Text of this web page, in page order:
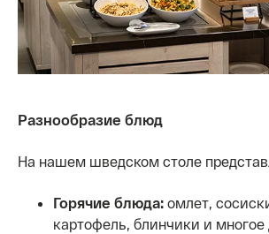
Разнообразие блюд
На нашем шведском столе
Горячие блюда: омлет,
картофель, блинчики и многое